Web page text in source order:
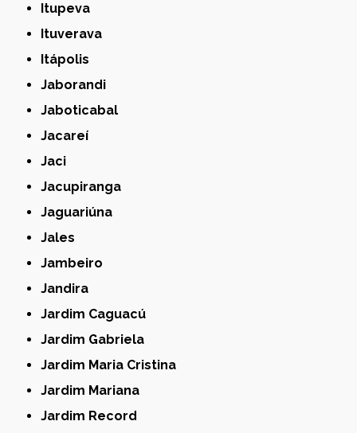
Itupeva
Ituverava
Itápolis
Jaborandi
Jaboticabal
Jacareí
Jaci
Jacupiranga
Jaguariúna
Jales
Jambeiro
Jandira
Jardim Caguacú
Jardim Gabriela
Jardim Maria Cristina
Jardim Mariana
Jardim Record